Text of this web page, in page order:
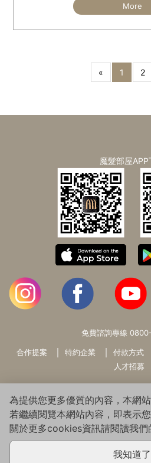
More
« 1 2
魔髮部屋APP
免費諮詢專線
合作提案 特約企業 付款方式
人才招募
Copyright© 2026 WARMSUN HAIR
Reserved.
為提供您更多優質的內容，本網
若繼續閱覽本網站內容，即表示
關於更多cookies資訊請閱讀我們
我知道了